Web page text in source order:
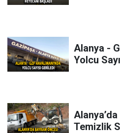
Alanya -
Yolcu
Temizlik